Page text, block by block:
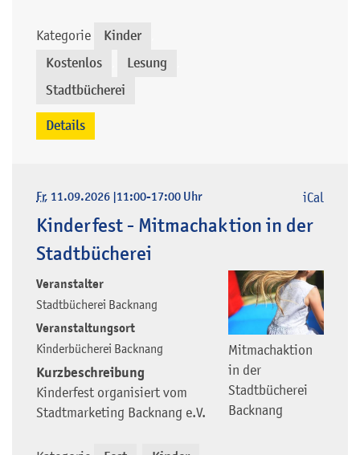
Kategorie Kinder
Kostenlos Lesung
Stadtbücherei
Details
Fr, 11.09.2026 |11:00-17:00 Uhr
Kinderfest - Mitmachaktion in der
Stadtbücherei
Mitmachaktion
in der
Stadtbücherei
Backnang
Veranstalter
Stadtbücherei Backnang
Veranstaltungsort
Kinderbücherei Backnang
Kurzbeschreibung
Kinderfest organisiert vom
Stadtmarketing Backnang e.V.
iCal